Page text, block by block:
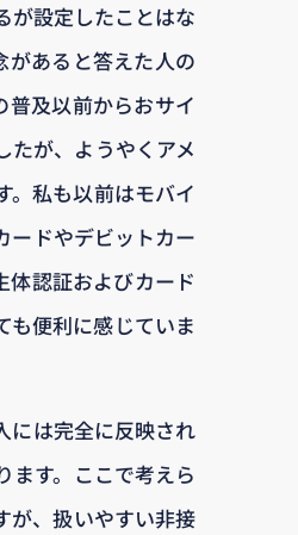
が設定したことはな
あると答えた人の
及以前からおサイ
たが、ようやくアメ
。私も以前はモバイ
ードやデビットカー
体認証およびカード
も便利に感じていま
には完全に反映され
ます。ここで考えら
が、扱いやすい非接